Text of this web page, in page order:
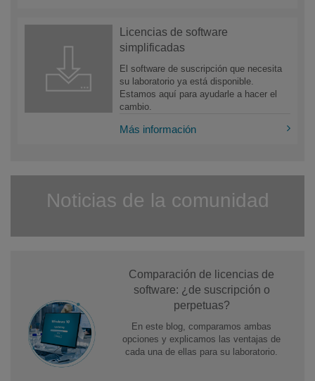
Licencias de software
simplificadas
El software de suscripción que necesita
su laboratorio ya está disponible.
Estamos aquí para ayudarle a hacer el
cambio.
Más información
Noticias de la comunidad
Comparación de licencias de
software: ¿de suscripción o
perpetuas?
En este blog, comparamos ambas
opciones y explicamos las ventajas de
cada una de ellas para su laboratorio.